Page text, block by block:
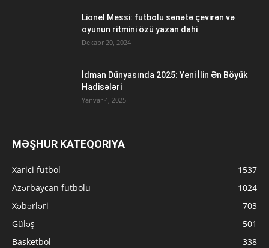
Lionel Messi: futbolu sənətə çevirən və
oyunun ritmini özü yazan dahi
Dekabr 20, 2024
İdman Dünyasında 2025: Yeni İlin Ən Böyük
Hadisələri
Yanvar 4, 2025
MƏŞHUR KATEQORIYA
Xarici futbol
1537
Azərbaycan futbolu
1024
Xəbərləri
703
Güləş
501
Basketbol
338